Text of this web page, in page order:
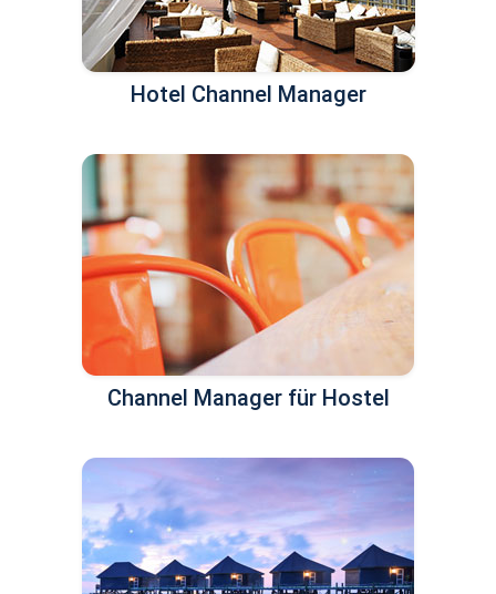
Hotel Channel Manager
Channel Manager für Hostel